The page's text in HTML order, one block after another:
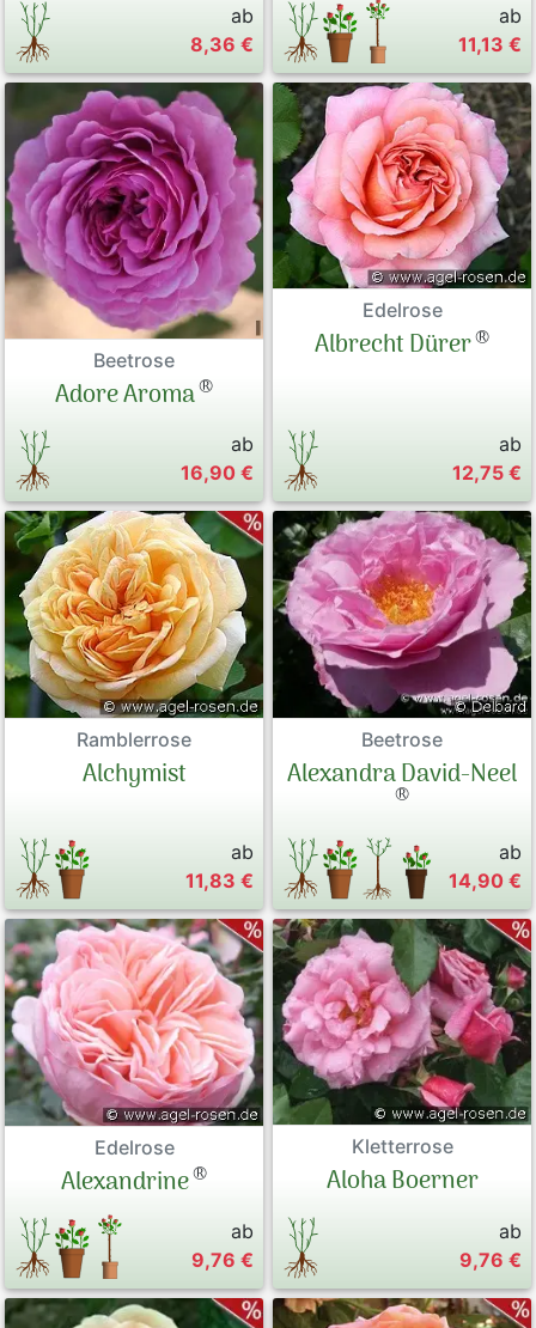
ab
8,36 €
ab
11,13 €
Beetrose
Adore Aroma®
ab
16,90 €
Edelrose
Albrecht Dürer®
ab
12,75 €
Ramblerrose
Alchymist
ab
11,83 €
Beetrose
Alexandra David-Neel
®
ab
14,90 €
Edelrose
Alexandrine®
ab
9,76 €
Kletterrose
Aloha Boerner
ab
9,76 €